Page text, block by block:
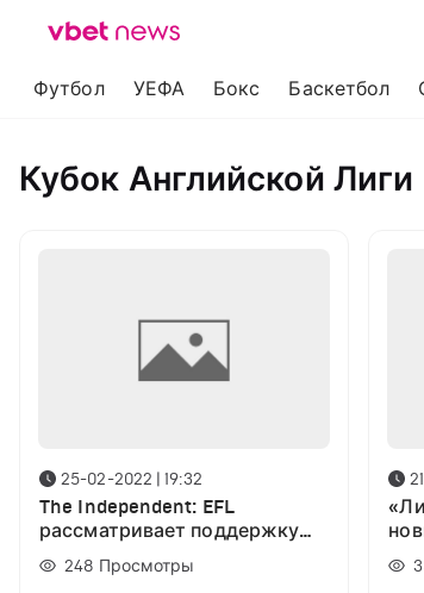
Футбол УЕФА Бокс Баскетбол
Кубок Английской Лиги
25-02-2022 | 19:32
The Independent: EFL
рассматривает поддержку
Украины на финальном матче
турнира
248 Просмотры